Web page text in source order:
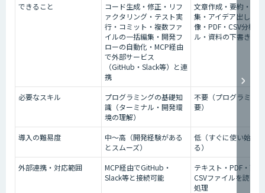
できること
コード生成・修正・リフ
ァクタリング・テスト実
行・コミット・複数ファ
イルの一括編集・開発フ
ローの自動化・MCP経由
で外部サービス
（GitHub・Slack等）と連
携
文章作成・要約・情
集・アイデア出し・画
像・PDF・CSV分析・
ル・資料の下書き作成
必要なスキル
プログラミングの基礎知
識（ターミナル・開発環
境の理解）
不要（プログラミン
要）
導入の難易度
中〜高（開発経験がある
とスムーズ）
低（すぐに使い始め
る）
外部連携・対応範囲
MCP経由でGitHub・
Slack等と接続可能
テキスト・PDF・画
CSVファイルを読み
処理